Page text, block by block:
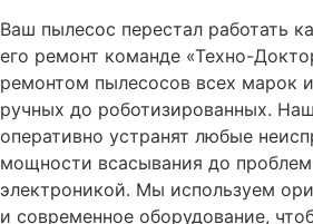
Ваш пылесос перестал работать
его ремонт команде «Техно-
ремонтом пылесосов всех марок
ручных до роботизированных.
оперативно устранят любые
мощности всасывания до
электроникой. Мы используем
и современное оборудование,